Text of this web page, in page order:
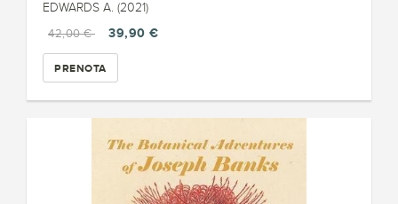
EDWARDS A. (2021)
42,00 €
39,90 €
PRENOTA